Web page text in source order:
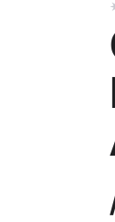
Non ti sei